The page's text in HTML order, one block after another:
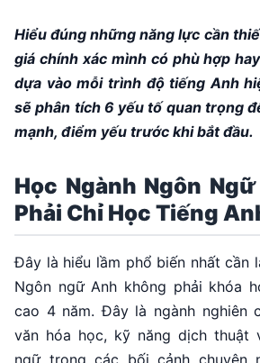
Hiểu đúng những năng lực cần
giá chính xác mình có phù hợp
dựa vào mỗi trình độ tiếng Anh
sẽ phân tích 6 yếu tố quan trọng
mạnh, điểm yếu trước khi bắt đầu.
Học Ngành Ngôn
Phải Chỉ Học Tiếng
Đây là hiểu lầm phổ biến nhất cần
Ngôn ngữ Anh không phải khóa
cao 4 năm. Đây là ngành nghiên
văn hóa học, kỹ năng dịch thuật
ngữ trong các bối cảnh chuyên